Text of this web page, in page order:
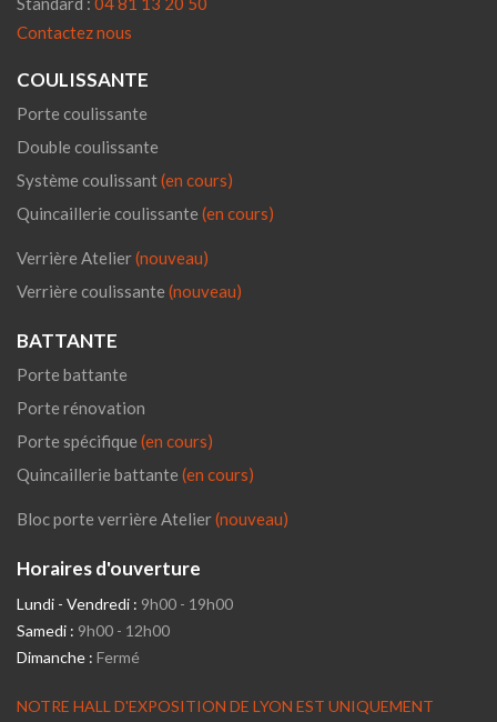
Contactez nous
COULISSANTE
Porte coulissante
Double coulissante
Système coulissant(en cours)
Quincaillerie coulissante (en cours)
Verrière Atelier(nouveau)
Verrière coulissante (nouveau)
BATTANTE
Porte battante
Porte rénovation
Porte spécifique (en cours)
Quincaillerie battante (en cours)
Bloc porte verrière Atelier(nouveau)
Horaires d'ouverture
Lundi - Vendredi : 9h00 - 19h00
Samedi : 9h00 - 12h00
Dimanche : Fermé
NOTRE HALL D'EXPOSITION DE LYON EST UNIQUEMENT